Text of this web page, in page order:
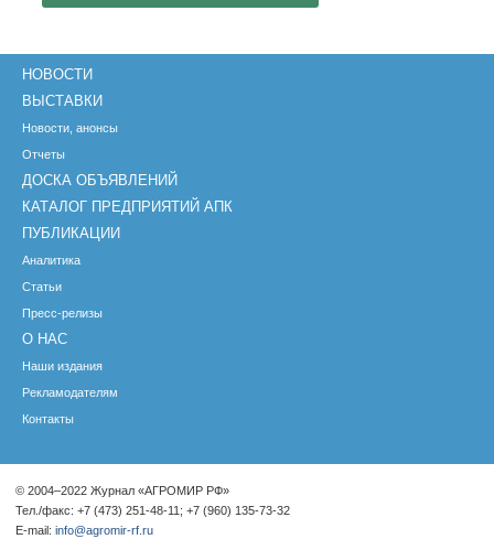
НОВОСТИ
ВЫСТАВКИ
Новости, анонсы
Отчеты
ДОСКА ОБЪЯВЛЕНИЙ
КАТАЛОГ ПРЕДПРИЯТИЙ АПК
ПУБЛИКАЦИИ
Аналитика
Статьи
Пресс-релизы
О НАС
Наши издания
Рекламодателям
Контакты
© 2004–2022 Журнал «АГРОМИР РФ»
Тел./факс: +7 (473) 251-48-11; +7 (960) 135-73-32
E-mail: info@agromir-rf.ru